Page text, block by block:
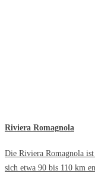
Riviera Romagnola
Die Riviera Romagnola
sich etwa 90 bis 110 km